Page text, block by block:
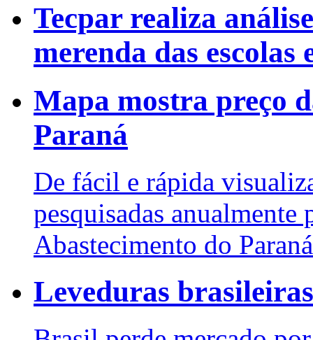
Tecpar realiza
merenda das escolas
Mapa mostra preço
Paraná
De fácil e rápida
pesquisadas
Abastecimento do Paraná
Leveduras